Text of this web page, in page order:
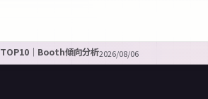
｜Booth傾向分析2026/08/06